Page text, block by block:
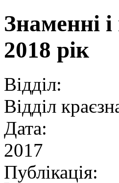
Знаменні
2018 рік
Відділ:
Відділ
Дата:
2017
Публікація: